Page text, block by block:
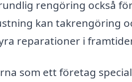
rengöring också
kan takrengöring
reparationer i
som ett företag